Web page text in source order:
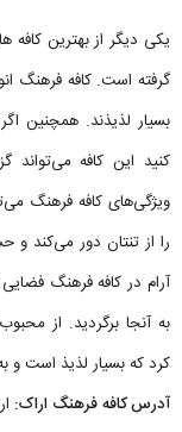
یکی دیگر از بهترین کافه
گرفته است. کافه فرهنگ
بسیار لذیذند. همچنین
کنید این کافه
ویژگی‌های کافه فرهنگ
را از تنتان دور می‌کند
آرام در کافه فرهنگ
به آنجا برگردید. از
کرد که بسیار لذیذ است
آدرس کافه فرهنگ اراک: